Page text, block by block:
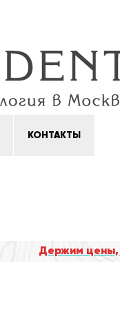
КОНТАКТЫ
Держим цены,